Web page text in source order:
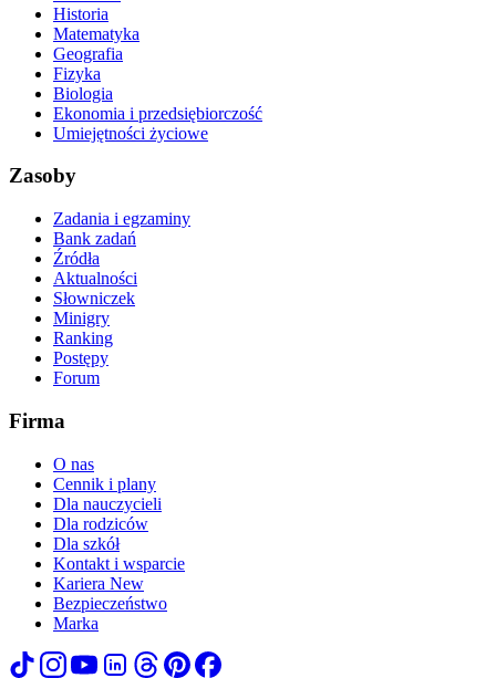
Historia
Matematyka
Geografia
Fizyka
Biologia
Ekonomia i przedsiębiorczość
Umiejętności życiowe
Zasoby
Zadania i egzaminy
Bank zadań
Źródła
Aktualności
Słowniczek
Minigry
Ranking
Postępy
Forum
Firma
O nas
Cennik i plany
Dla nauczycieli
Dla rodziców
Dla szkół
Kontakt i wsparcie
Kariera New
Bezpieczeństwo
Marka